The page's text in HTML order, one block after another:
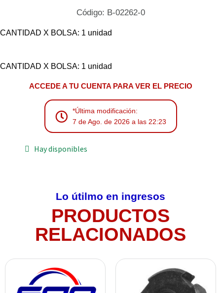
Código: B-02262-0
CANTIDAD X BOLSA: 1 unidad
CANTIDAD X BOLSA: 1 unidad
ACCEDE A TU CUENTA PARA VER EL PRECIO
*Última modificación:
7 de Ago. de 2026 a las 22:23
Hay disponibles
Lo útilmo en ingresos
PRODUCTOS
RELACIONADOS